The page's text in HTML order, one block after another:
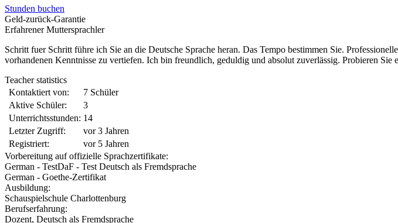
Stunden buchen
Geld-zurück-Garantie
Erfahrener Muttersprachler
Schritt fuer Schritt führe ich Sie an die Deutsche Sprache heran. Das Tempo bestimmen Sie.
vorhandenen Kenntnisse zu vertiefen. Ich bin freundlich, geduldig und absolut zuverlässig. Probieren Sie
Teacher statistics
Kontaktiert von:
7 Schüler
Aktive Schüler:
3
Unterrichtsstunden: 14
Letzter Zugriff:
vor 3 Jahren
Registriert:
vor 5 Jahren
Vorbereitung auf offizielle Sprachzertifikate:
German - TestDaF - Test Deutsch als Fremdsprache
German - Goethe-Zertifikat
Ausbildung:
Schauspielschule Charlottenburg
Berufserfahrung:
Dozent, Deutsch als Fremdsprache